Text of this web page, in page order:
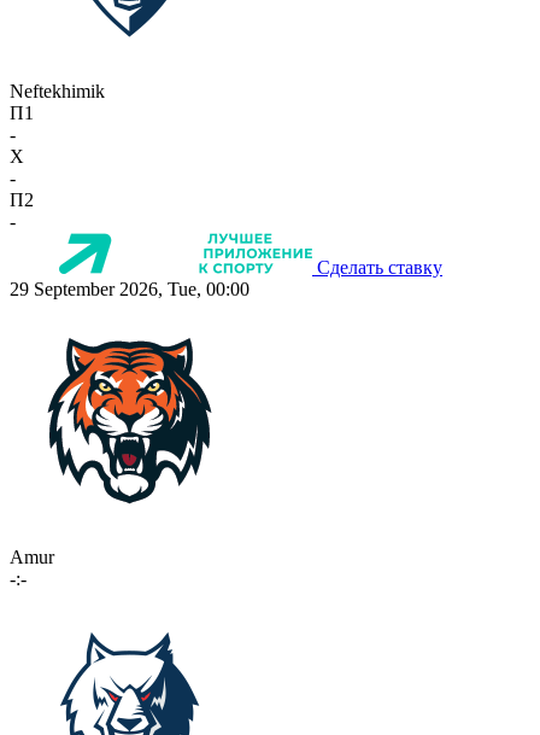
Neftekhimik
П1
-
X
-
П2
-
Сделать ставку
29 September 2026, Tue, 00:00
Amur
-:-